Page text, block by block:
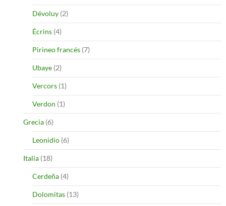
Dévoluy (2)
Écrins (4)
Pirineo francés (7)
Ubaye (2)
Vercors (1)
Verdon (1)
Grecia (6)
Leonidio (6)
Italia (18)
Cerdeña (4)
Dolomitas (13)